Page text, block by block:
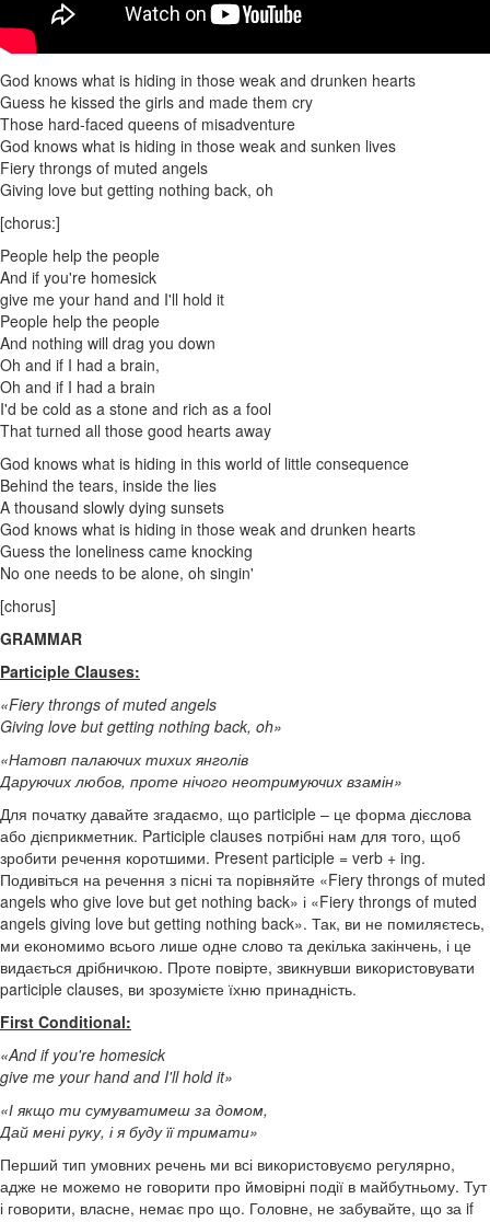
God knows what is hiding in those weak and drunken hearts
Guess he kissed the girls and made them cry
Those hard-faced queens of misadventure
God knows what is hiding in those weak and sunken lives
Fiery throngs of muted angels
Giving love but getting nothing back, oh
[chorus:]
People help the people
And if you're homesick
give me your hand and I'll hold it
People help the people
And nothing will drag you down
Oh and if I had a brain,
Oh and if I had a brain
I'd be cold as a stone and rich as a fool
That turned all those good hearts away
God knows what is hiding in this world of little consequence
Behind the tears, inside the lies
A thousand slowly dying sunsets
God knows what is hiding in those weak and drunken hearts
Guess the loneliness came knocking
No one needs to be alone, oh singin'
[chorus]
GRAMMAR
Participle Clauses:
«Fiery throngs of muted angels
Giving love but getting nothing back, oh»
«Натовп палаючих тихих янголів
Даруючих любов, проте нічого неотримуючих взамін»
Для початку давайте згадаємо, що participle – це форма дієслова
або дієприкметник. Participle clauses потрібні нам для того, щоб
зробити речення коротшими. Present participle = verb + ing.
Подивіться на речення з пісні та порівняйте «Fiery throngs of muted
angels who give love but get nothing back» і «Fiery throngs of muted
angels giving love but getting nothing back». Так, ви не помиляєтесь,
ми економимо всього лише одне слово та декілька закінчень, і це
видається дрібничкою. Проте повірте, звикнувши використовувати
participle clauses, ви зрозумієте їхню принадність.
First Conditional:
«And if you're homesick
give me your hand and I'll hold it»
«І якщо ти сумуватимеш за домом,
Дай мені руку, і я буду її тримати»
Перший тип умовних речень ми всі використовуємо регулярно,
адже не можемо не говорити про ймовірні події в майбутньому. Тут
і говорити, власне, немає про що. Головне, не забувайте, що за if